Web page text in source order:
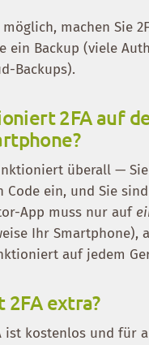
möglich, machen Sie
ein Backup (viele
Backups).
2FA auf
überall —
Code ein, und Sie
App muss nur auf
Ihr Smartphone),
auf jedem
2FA extra?
ist kostenlos und für